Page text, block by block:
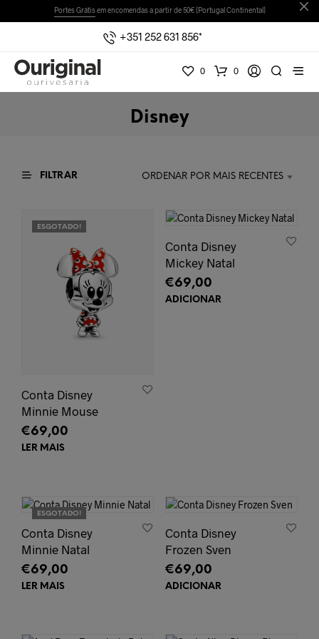
Portes Grátisem encomendas a partir de 50€ (Portugal Continental)
+351 252 631 856*
0 0
Disney
FILTRAR ORDENAR POR MAIS RECENTES
ESGOTADO!
Conta Disney
Minnie Mouse
€69,00
LER MAIS
Conta Disney
Mickey Natal
€69,00
ADICIONAR
ESGOTADO!
Conta Disney
Minnie Natal
€69,00
LER MAIS
Conta Disney
Frozen Sven
€69,00
ADICIONAR